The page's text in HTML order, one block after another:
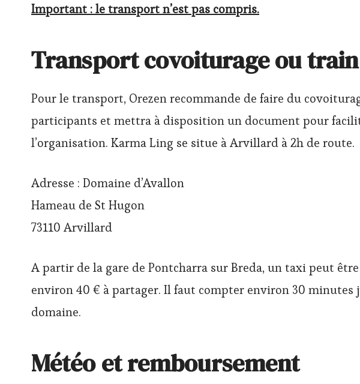
Important : le transport n’est pas compris.
Transport covoiturage ou train
Pour le transport, Orezen recommande de faire du
participants et mettra à disposition un document pour
l’organisation. Karma Ling se situe à Arvillard à 2h de route.
Adresse : Domaine d’Avallon
Hameau de St Hugon
73110 Arvillard
A partir de la gare de Pontcharra sur Breda, un taxi peut
environ 40 € à partager. Il faut compter environ 30 minutes
domaine.
Météo et remboursement